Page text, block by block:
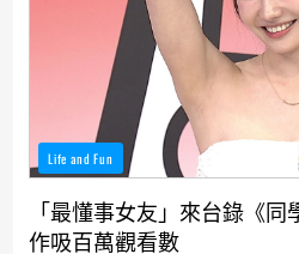
Life and Fun
「最懂事女友」來台錄《
作吸百萬觀看數